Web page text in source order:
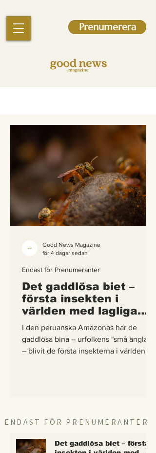
Prenumerera
Det gaddlösa biet –
första insekten i
världen med lagliga
rättigheter
I den peruanska Amazonas har de
gaddlösa bina – urfolkens "små änglar"
– blivit de första insekterna i världen att
Endast för Prenumeranter
Good News Magazine
för 4 dagar sedan
ENDAST FÖR PRENUMERANTER
Det gaddlösa biet – första